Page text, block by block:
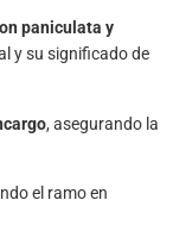
paniculata y
y su significado de
, asegurando la
el ramo en